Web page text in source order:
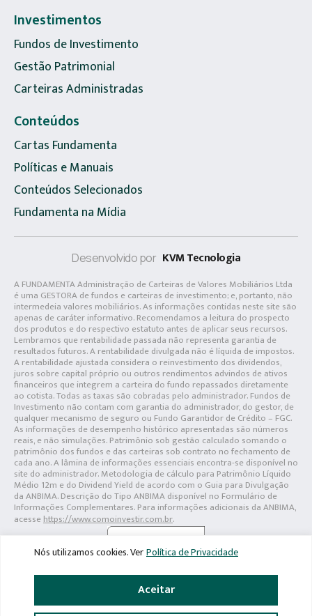
Nós utilizamos cookies. VerPolítica de Privacidade
Aceitar
Investimentos
Fundos de Investimento
Gestão Patrimonial
Carteiras Administradas
Conteúdos
Cartas Fundamenta
Políticas e Manuais
Conteúdos Selecionados
Fundamenta na Mídia
Desenvolvido por KVM Tecnologia
A FUNDAMENTA Administração de Carteiras de Valores Mobiliários Ltda
é uma GESTORA de fundos e carteiras de investimento; e, portanto, não
intermedeia valores mobiliários. As informações contidas neste site são
apenas de caráter informativo. Recomendamos a leitura do prospecto
dos produtos e do respectivo estatuto antes de aplicar seus recursos.
Lembramos que rentabilidade passada não representa garantia de
resultados futuros. A rentabilidade divulgada não é líquida de impostos.
A rentabilidade ajustada considera o reinvestimento dos dividendos,
juros sobre capital próprio ou outros rendimentos advindos de ativos
financeiros que integrem a carteira do fundo repassados diretamente
ao cotista. Todas as taxas são cobradas pelo administrador. Fundos de
Investimento não contam com garantia do administrador, do gestor, de
qualquer mecanismo de seguro ou Fundo Garantidor de Crédito – FGC.
As informações de desempenho histórico apresentadas são números
reais, e não simulações. Patrimônio sob gestão calculado somando o
patrimônio dos fundos e das carteiras sob contrato no fechamento de
cada ano. A lâmina de informações essenciais encontra-se disponível no
site do administrador. Metodologia de cálculo para Patrimônio Líquido
Médio 12m e do Dividend Yield de acordo com o Guia para Divulgação
da ANBIMA. Descrição do Tipo ANBIMA disponível no Formulário de
Informações Complementares. Para informações adicionais da ANBIMA,
acessehttps://www.comoinvestir.com.br.